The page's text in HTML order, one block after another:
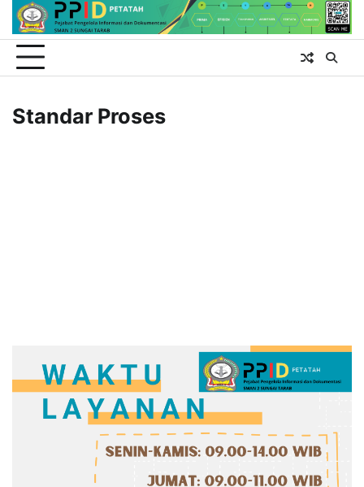
Skip
content
Standar Proses